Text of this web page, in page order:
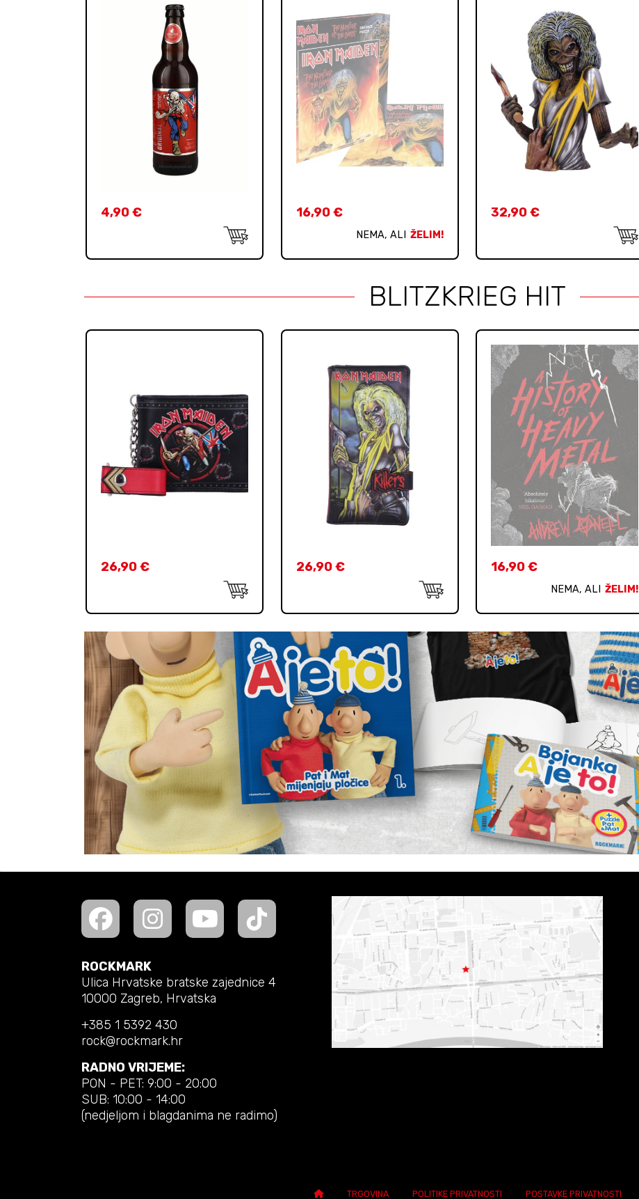
4,90€ 16,90€
NEMA, ALI ŽELIM!
32,90€
BLITZKRIEG HIT
26,90€ 26,90€ 16,90€
NEMA, ALI ŽELIM!
ROCKMARK
Ulica Hrvatske bratske zajednice 4
10000 Zagreb, Hrvatska
+385 1 5392 430
rock@rockmark.hr
RADNO VRIJEME:
PON - PET: 9:00 - 20:00
SUB: 10:00 - 14:00
(nedjeljom i blagdanima ne radimo)
TRGOVINA POLITIKE PRIVATNOSTI POSTAVKE PRIVATNOSTI